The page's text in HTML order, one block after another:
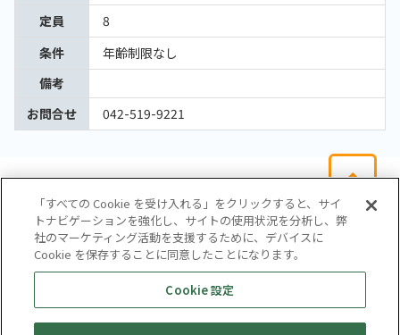
定員
8
条件
年齢制限なし
備考
お問合せ
042-519-9221
会社概要
サイトマップ
お問い合わせ
個人情報保護方針
株式会社テイツー
「すべての Cookie を受け入れる」をクリックすると、サイ
トナビゲーションを強化し、サイトの使用状況を分析し、弊
社のマーケティング活動を支援するために、デバイスに
Cookie を保存することに同意したことになります。
Cookie 設定